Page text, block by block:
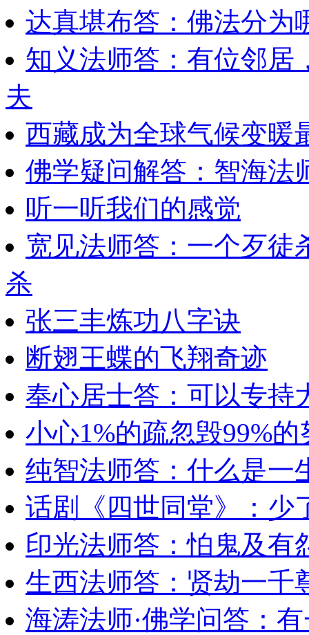
达真堪布答：佛法分为
知义法师答：有位邻居
夫
西藏成为全球气候变暖
佛学疑问解答：智海法
听一听我们的感觉
宽见法师答：一个歹徒
杀
张三丰炼功八字诀
断翅王蝶的飞翔奇迹
奉心居士答：可以专持
小心1%的疏忽毁99%的
纯智法师答：什么是一
话剧《四世同堂》：少
印光法师答：怕鬼及有
生西法师答：贤劫一千
海涛法师·佛学问答：